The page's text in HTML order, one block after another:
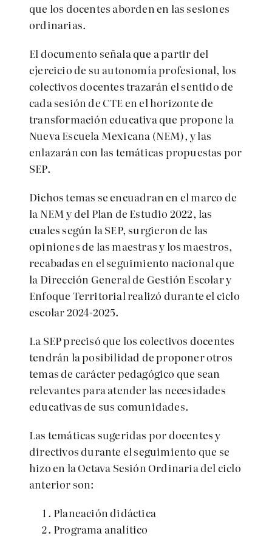
que los docentes aborden en las sesiones
ordinarias.
El documento señala que a partir del
ejercicio de su autonomía profesional, los
colectivos docentes trazarán el sentido de
cada sesión de CTE en el horizonte de
transformación educativa que propone la
Nueva Escuela Mexicana (NEM), y las
enlazarán con las temáticas propuestas por
SEP.
Dichos temas se encuadran en el marco de
la NEM y del Plan de Estudio 2022, las
cuales según la SEP, surgieron de las
opiniones de las maestras y los maestros,
recabadas en el seguimiento nacional que
la Dirección General de Gestión Escolar y
Enfoque Territorial realizó durante el ciclo
escolar 2024-2025.
La SEP precisó que los colectivos docentes
tendrán la posibilidad de proponer otros
temas de carácter pedagógico que sean
relevantes para atender las necesidades
educativas de sus comunidades.
Las temáticas sugeridas por docentes y
directivos durante el seguimiento que se
hizo en la Octava Sesión Ordinaria del ciclo
anterior son:
Planeación didáctica
Programa analítico